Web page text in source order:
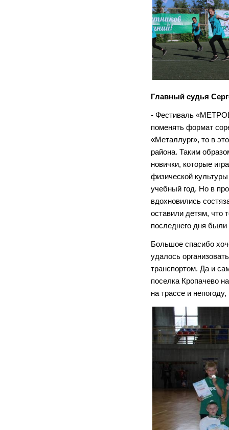
Главный судья
- Фестиваль
поменять формат
«Металлург», то в
района. Таким
новички, которые
физической
учебный год. Но в
вдохновились
оставили детям, что
последнего дня
Большое спасибо
удалось
транспортом. Да и
поселка Кропачево
на трассе и